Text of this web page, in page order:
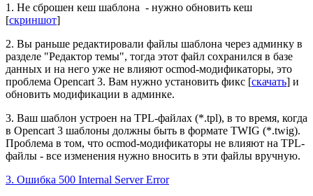
1. Не сброшен кеш шаблона - нужно обновить кеш
[скриншот]
2. Вы раньше редактировали файлы шаблона через админку в
разделе "Редактор темы", тогда этот файл сохранился в базе
данных и на него уже не влияют ocmod-модификаторы, это
проблема Opencart 3. Вам нужно установить фикс [скачать] и
обновить модификации в админке.
3. Ваш шаблон устроен на TPL-файлах (*.tpl), в то время, когда
в Opencart 3 шаблоны должны быть в формате TWIG (*.twig).
Проблема в том, что ocmod-модификаторы не влияют на TPL-
файлы - все изменения нужно вносить в эти файлы вручную.
3. Ошибка 500 Internal Server Error